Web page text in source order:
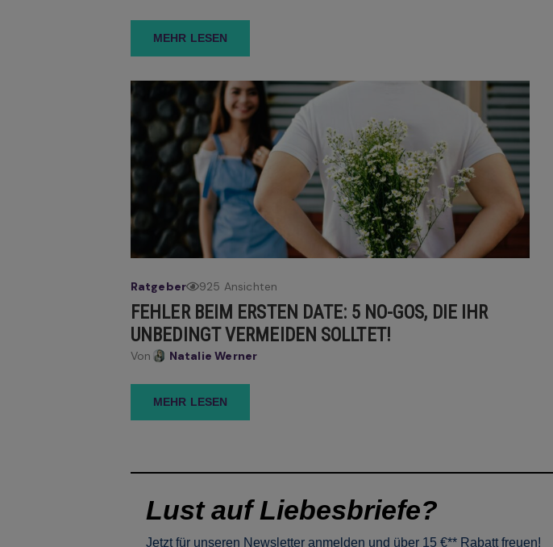
MEHR LESEN
Ratgeber 925 Ansichten
FEHLER BEIM ERSTEN DATE: 5 NO-GOS, DIE IHR
UNBEDINGT VERMEIDEN SOLLTET!
Von Natalie Werner
MEHR LESEN
Lust auf Liebesbriefe?
Jetzt für unseren Newsletter anmelden und über 15 €** Rabatt freuen!